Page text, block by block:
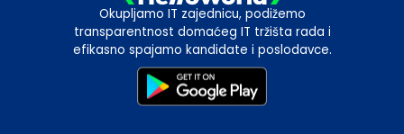
Okupljamo IT zajednicu, podižemo
transparentnost domaćeg IT tržišta rada i
efikasno spajamo kandidate i poslodavce.